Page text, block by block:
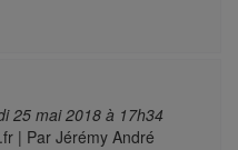
25 mai 2018 à 17h34
| Par Jérémy André